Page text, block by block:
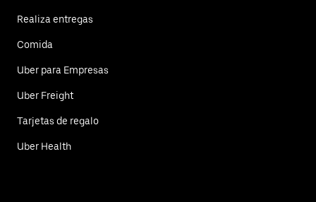
Realiza entregas
Comida
Uber para Empresas
Uber Freight
Tarjetas de regalo
Uber Health